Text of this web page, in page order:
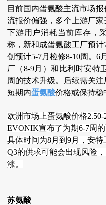
目前国内蛋氨酸主流市场报
流报价偏强，多个上游厂家
下游用户消耗当前库存，
称，新和成蛋氨酸工厂预
创预计5-7月检修8-10周。6
厂（8-9月）和比利时安特
周的技术升级。后续需关
短期内蛋氨酸价格或保持稳
欧洲市场上蛋氨酸价格2.50-
EVONIK宣布了为期6-7周
具体时间为8月到9月，安
Q3的供求可能会出现风险
涨。
苏氨酸